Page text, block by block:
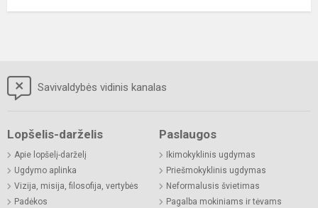
Savivaldybės vidinis kanalas
Lopšelis-darželis
Apie lopšelį-darželį
Ugdymo aplinka
Vizija, misija, filosofija, vertybės
Padėkos
Paslaugos
Ikimokyklinis ugdymas
Priešmokyklinis ugdymas
Neformalusis švietimas
Pagalba mokiniams ir tėvams